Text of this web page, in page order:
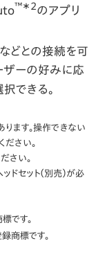
™︎＊2のアプリ
どとの接続を可
ザーの好みに応
できる。
ます。操作できない
ださい。
さい。
セット（別売）が必
です。
商標です。